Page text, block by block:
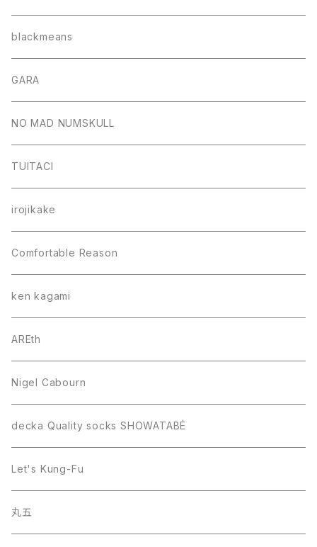
blackmeans
GARA
NO MAD NUMSKULL
TUITACI
irojikake
Comfortable Reason
ken kagami
AREth
Nigel Cabourn
decka Quality socks SHOWATABÉ
Let's Kung-Fu
丸五